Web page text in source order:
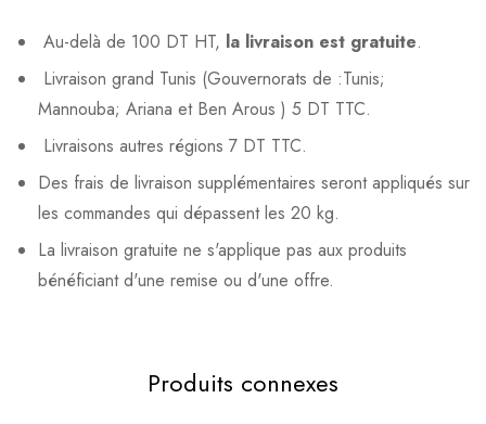
Au-delà de 100 DT HT, la livraison est gratuite.
Livraison grand Tunis (Gouvernorats de :Tunis;
Mannouba; Ariana et Ben Arous ) 5 DT TTC.
Livraisons autres régions 7 DT TTC.
Des frais de livraison supplémentaires seront appliqués sur
les commandes qui dépassent les 20 kg.
La livraison gratuite ne s'applique pas aux produits
bénéficiant d'une remise ou d'une offre.
Produits connexes